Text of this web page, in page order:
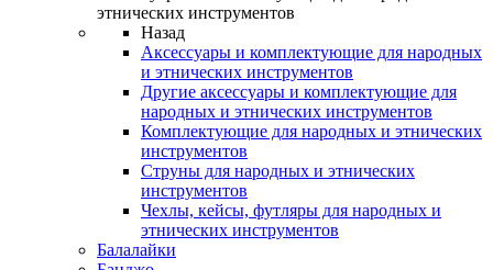
этнических инструментов
Назад
Аксессуары и комплектующие для народных
и этнических инструментов
Другие аксессуары и комплектующие для
народных и этнических инструментов
Комплектующие для народных и этнических
инструментов
Струны для народных и этнических
инструментов
Чехлы, кейсы, футляры для народных и
этнических инструментов
Балалайки